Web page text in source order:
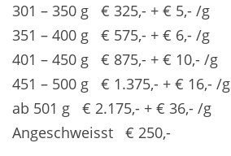
301 – 350 g € 325,- + € 5,- /g
351 – 400 g € 575,- + € 6,- /g
401 – 450 g € 875,- + € 10,- /g
451 – 500 g € 1.375,- + € 16,- /g
ab 501 g € 2.175,- + € 36,- /g
Angeschweisst € 250,-